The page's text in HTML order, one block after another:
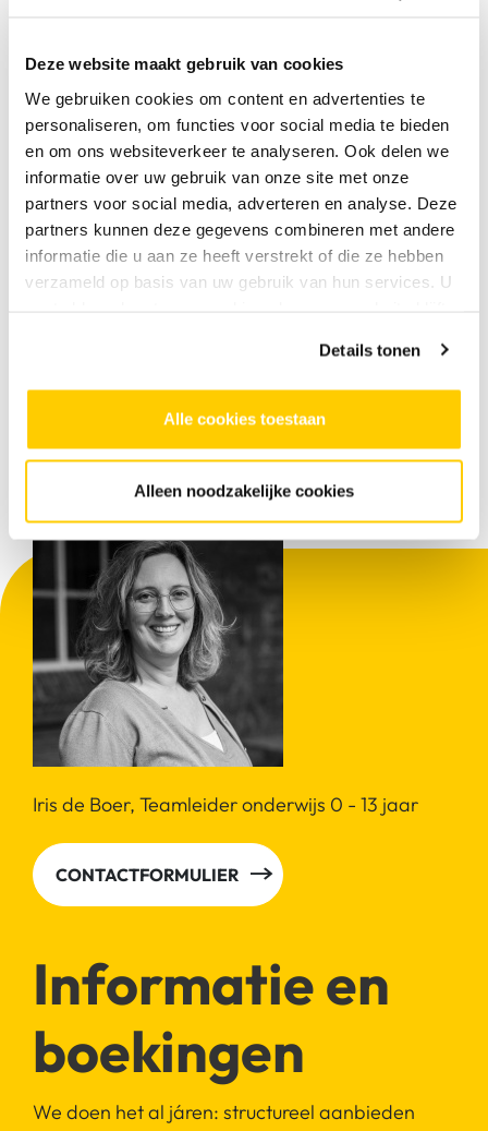
Deze website maakt gebruik van cookies
We gebruiken cookies om content en advertenties te
personaliseren, om functies voor social media te bieden
en om ons websiteverkeer te analyseren. Ook delen we
informatie over uw gebruik van onze site met onze
partners voor social media, adverteren en analyse. Deze
partners kunnen deze gegevens combineren met andere
informatie die u aan ze heeft verstrekt of die ze hebben
verzameld op basis van uw gebruik van hun services. U
Details tonen
Alle cookies toestaan
Alleen noodzakelijke cookies
lesprogramma. Denk aan bewegen op muziek,
muziek en techniek, een verdieping op de
instrumentale IKEI-lessen of algemene muzikale
vorming.
Bij naschoolse lessen leggen we verbinding met
andere scholen en culturele partijen en
professionals in de wijk.
Informatie en
boekingen
We doen het al járen: structureel aanbieden
Iris de Boer, Teamleider onderwijs 0 - 13 jaar
CONTACTFORMULIER